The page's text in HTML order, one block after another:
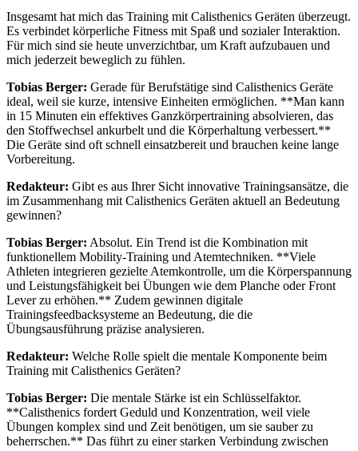
Insgesamt hat mich das Training mit Calisthenics Geräten überzeugt.
Es verbindet körperliche Fitness mit Spaß und sozialer Interaktion.
Für mich sind sie heute unverzichtbar, um Kraft aufzubauen und
mich jederzeit beweglich zu fühlen.
Tobias Berger: Gerade für Berufstätige sind Calisthenics Geräte
ideal, weil sie kurze, intensive Einheiten ermöglichen. **Man kann
in 15 Minuten ein effektives Ganzkörpertraining absolvieren, das
den Stoffwechsel ankurbelt und die Körperhaltung verbessert.**
Die Geräte sind oft schnell einsatzbereit und brauchen keine lange
Vorbereitung.
Redakteur: Gibt es aus Ihrer Sicht innovative Trainingsansätze, die
im Zusammenhang mit Calisthenics Geräten aktuell an Bedeutung
gewinnen?
Tobias Berger: Absolut. Ein Trend ist die Kombination mit
funktionellem Mobility-Training und Atemtechniken. **Viele
Athleten integrieren gezielte Atemkontrolle, um die Körperspannung
und Leistungsfähigkeit bei Übungen wie dem Planche oder Front
Lever zu erhöhen.** Zudem gewinnen digitale
Trainingsfeedbacksysteme an Bedeutung, die die
Übungsausführung präzise analysieren.
Redakteur: Welche Rolle spielt die mentale Komponente beim
Training mit Calisthenics Geräten?
Tobias Berger: Die mentale Stärke ist ein Schlüsselfaktor.
**Calisthenics fordert Geduld und Konzentration, weil viele
Übungen komplex sind und Zeit benötigen, um sie sauber zu
beherrschen.** Das führt zu einer starken Verbindung zwischen